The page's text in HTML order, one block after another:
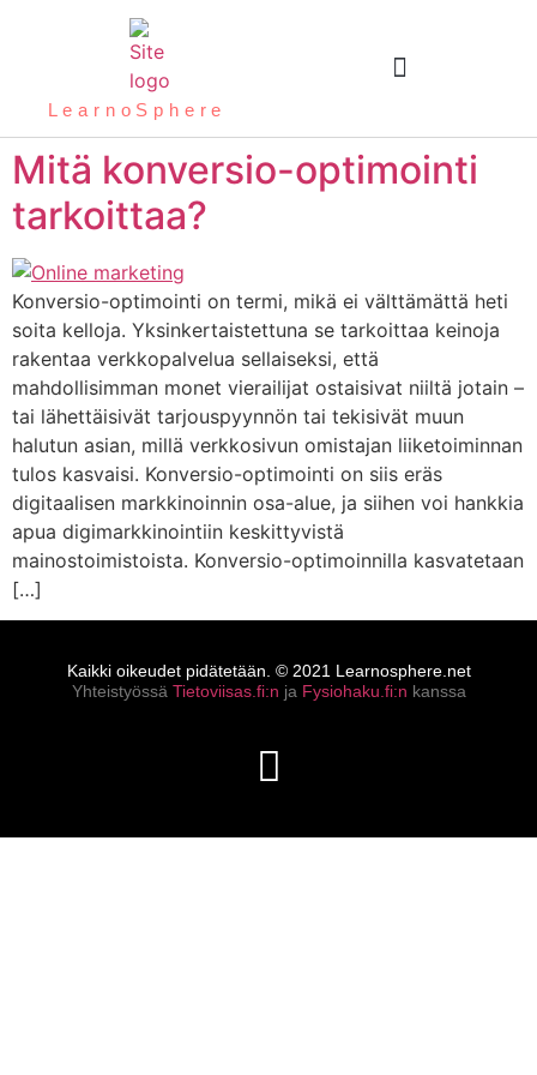
LearnoSphere
Mitä konversio-optimointi
tarkoittaa?
Konversio-optimointi on termi, mikä ei välttämättä heti
soita kelloja. Yksinkertaistettuna se tarkoittaa keinoja
rakentaa verkkopalvelua sellaiseksi, että
mahdollisimman monet vierailijat ostaisivat niiltä jotain –
tai lähettäisivät tarjouspyynnön tai tekisivät muun
halutun asian, millä verkkosivun omistajan liiketoiminnan
tulos kasvaisi. Konversio-optimointi on siis eräs
digitaalisen markkinoinnin osa-alue, ja siihen voi hankkia
apua digimarkkinointiin keskittyvistä
mainostoimistoista. Konversio-optimoinnilla kasvatetaan
[…]
Kaikki oikeudet pidätetään. © 2021 Learnosphere.net
Yhteistyössä Tietoviisas.fi:n ja Fysiohaku.fi:n kanssa